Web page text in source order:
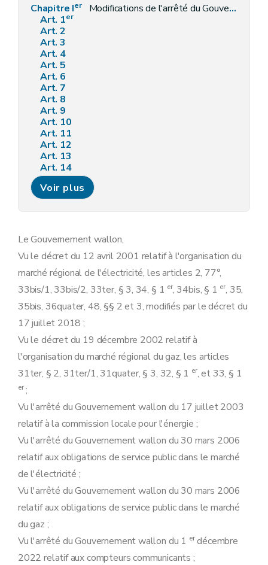
Chapitre Ier
Modifications de l'arrêté du Gouvernement wallon du 30 mars 2006 relatif aux obligations de service public dans le marché de l'électricité
Art. 1er
Art. 2
Art. 3
Art. 4
Art. 5
Art. 6
Art. 7
Art. 8
Art. 9
Art. 10
Art. 11
Art. 12
Art. 13
Art. 14
Art. 15
Art. 16
Art. 17
Art. 20
Art. 22
Art. 23
Art. 24
Art. 25
Art. 26
Art. 27
Art. 28
Art. 29
Art. 31
Art. 32
Art. 35
Art. 36
Art. 37
Art. 38
Art. 39
Art. 40
Art. 41
Art. 42
Art. 43
Art. 44
Art. 45
Art. 46
Art. 47
Art. 48
Voir plus
Le Gouvernement wallon,
Vu le décret du 12 avril 2001 relatif à l'organisation du
marché régional de l'électricité, les articles 2, 77°,
33bis/1, 33bis/2, 33ter, § 3, 34, § 1 er, 34bis, § 1 er, 35,
35bis, 36quater, 48, §§ 2 et 3, modifiés par le décret du
17 juillet 2018 ;
Vu le décret du 19 décembre 2002 relatif à
l'organisation du marché régional du gaz, les articles
31ter, § 2, 31ter/1, 31quater, § 3, 32, § 1 er, et 33, § 1
er;
Vu l'arrêté du Gouvernement wallon du 17 juillet 2003
relatif à la commission locale pour l'énergie ;
Vu l'arrêté du Gouvernement wallon du 30 mars 2006
relatif aux obligations de service public dans le marché
de l'électricité ;
Vu l'arrêté du Gouvernement wallon du 30 mars 2006
relatif aux obligations de service public dans le marché
du gaz ;
Vu l'arrêté du Gouvernement wallon du 1 erdécembre
2022 relatif aux compteurs communicants ;